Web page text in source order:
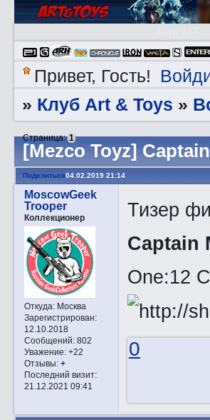
Привет, Гость!
» Клуб Art & Toys »
[Mezco Toyz]
Страница:1
Поделиться04.02.2019 21:14
MoscowGeek
Trooper
Коллекционер
Откуда:Москва
Зарегистрирован:
12.10.2018
Сообщений:802
Уважение: +22
Отзывы: +
Последний визит:
21.12.2021 09:41
Тизер
Captain
One:12
0